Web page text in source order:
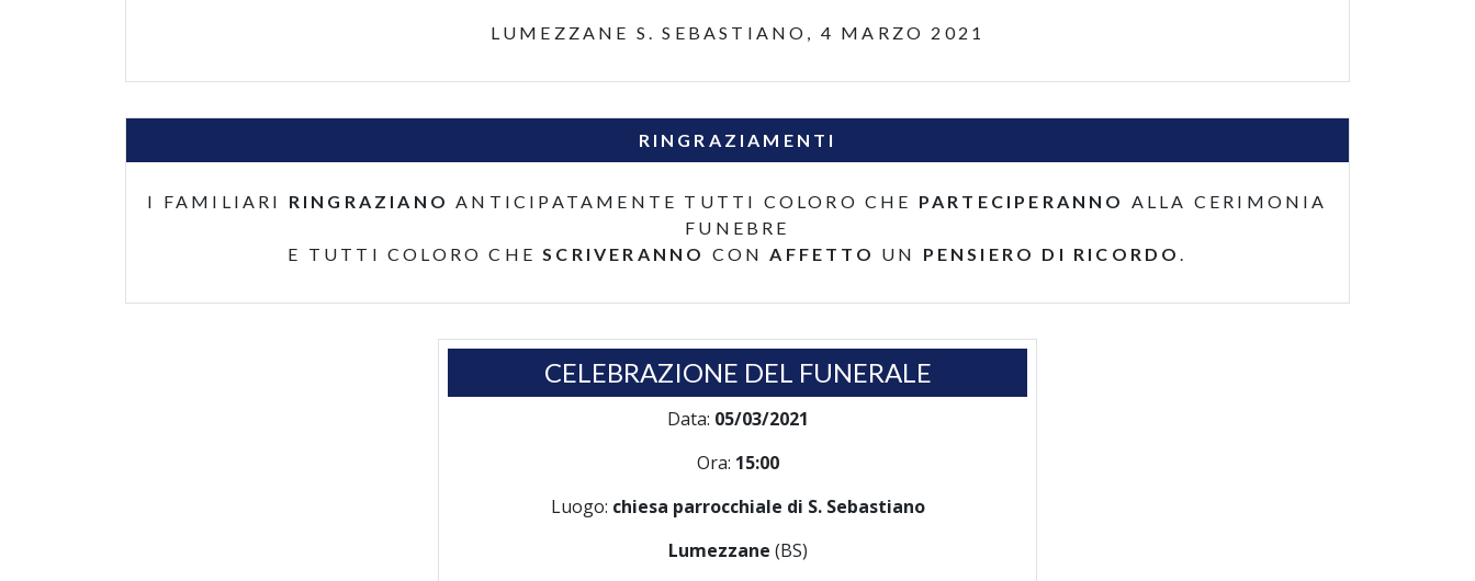
LUMEZZANE S. SEBASTIANO, 4 MARZO 2021
RINGRAZIAMENTI
I FAMILIARI RINGRAZIANO ANTICIPATAMENTE TUTTI COLORO CHE PARTECIPERANNO ALLA CERIMONIA
FUNEBRE
E TUTTI COLORO CHESCRIVERANNO CONAFFETTO UN PENSIERO DI RICORDO.
CELEBRAZIONE DEL FUNERALE
Data: 05/03/2021
Ora: 15:00
Luogo: chiesa parrocchiale di S. Sebastiano
Lumezzane (BS)